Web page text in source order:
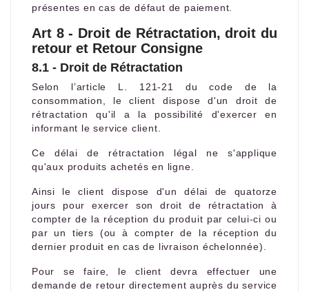
présentes en cas de défaut de paiement.
Art 8 - Droit de Rétractation, droit du
retour et Retour Consigne
8.1 - Droit de Rétractation
Selon l’article L. 121-21 du code de la
consommation, le client dispose d'un droit de
rétractation qu'il a la possibilité d'exercer en
informant le service client.
Ce délai de rétractation légal ne s'applique
qu'aux produits achetés en ligne.
Ainsi le client dispose d'un délai de quatorze
jours pour exercer son droit de rétractation à
compter de la réception du produit par celui-ci ou
par un tiers (ou à compter de la réception du
dernier produit en cas de livraison échelonnée).
Pour se faire, le client devra effectuer une
demande de retour directement auprès du service